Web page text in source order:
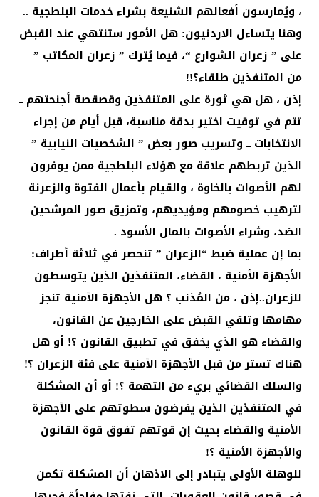
، ويُمارسون أفعالهم الشنيعة بشراء خدمات البلطجية ..
وهنا يتساءل الاردنيون: هل الأمور ستنتهي عند القبض
على ” زعران الشوارع “، فيما يُترك ” زعران المكاتب ”
من المتنفذين طلقاء؟!!
إذن ، هل هي ثورة على المتنفذين وقصقصة أجنحتهم ـــ
تتم في توقيت اختير بدقة مناسبة، قبل أيام من إجراء
الانتخابات ـــ وتسريب صور بعض ” الشخصيات النيابية ”
الذين تربطهم علاقة مع هؤلاء البلطجية ممن يوفرون
لهم الأصوات بالخاوة ، والقيام بأعمال الفتوة والزعرنة
لترهيب خصومهم ومؤيديهم، وتمزيق صور المرشحين
الضد، وشراء الأصوات بالمال الأسود .
بما إن عملية ضبط “الزعران ” تنحصر في ثلاثة أطراف:
الأجهزة الأمنية ، القضاء، المتنفذين الذين يتوسطون
للزعران..إذن ، من المُذنب ؟ هل الأجهزة الأمنية تنجز
مهامها وتلقي القبض على الخارجين عن القانون،
والقضاء هو الذي يخفق في تطبيق القانون ؟! أو هل
هناك تستر من قبل الأجهزة الأمنية على فئة الزعران ؟!
والسلك القضائي بريء من التهمة ؟! أو أن المشكلة
في المتنفذين الذين يفرضون سطوتهم على الأجهزة
الأمنية والقضاء بحيث إن قوتهم تفوق قوة القانون
والأجهزة الأمنية ؟!
للوهلة الأولى يتبادر إلى الاذهان أن المشكلة تكمن